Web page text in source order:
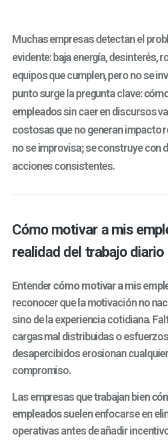
Muchas empresas detectan el
evidente: baja energía, desinterés,
equipos que cumplen, pero no se
punto surge la pregunta clave:
empleadossin caer en discursos
costosas que no generan impacto
no se improvisa; se construye con
acciones consistentes.
Cómo motivar a mis
realidad del trabajo diario
Entendercómo motivar a mis
reconocer que la motivación no
sino de la experiencia cotidiana.
cargas mal distribuidas o
desapercibidos erosionan
compromiso.
Las empresas que trabajan bien
empleadossuelen enfocarse en
operativas antes de añadir